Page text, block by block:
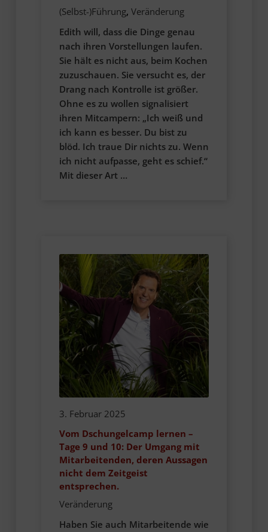
(Selbst-)Führung, Veränderung
Edith will, dass die Dinge genau
nach ihren Vorstellungen laufen.
Sie hält es nicht aus, beim Kochen
zuzuschauen. Sie versucht es, der
Drang nach Kontrolle ist größer.
Ohne es zu wollen signalisiert
ihren Mitcampern: „Ich weiß und
ich kann es besser. Du bist zu
blöd. Ich traue Dir nichts zu. Wenn
ich nicht aufpasse, geht es schief.“
Mit dieser Art …
3. Februar 2025
Vom Dschungelcamp lernen –
Tage 9 und 10: Der Umgang mit
Mitarbeitenden, deren Aussagen
nicht dem Zeitgeist
entsprechen.
Veränderung
Haben Sie auch Mitarbeitende wie